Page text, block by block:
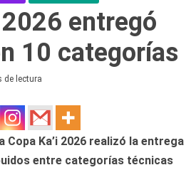
2026 entregó
10 categorías
de lectura
Copa Ka’i 2026 realizó la entrega
entre categorías técnicas